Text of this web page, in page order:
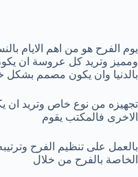
يوم الفرح هو من اهم الايام
ومميز وتريد كل عروسة ان
بالدنيا وان يكون مصمم
تجهيزه من نوع خاص وتريد ان
الاخرى فالمكتب يقوم
بالعمل على تنظيم الفرح
الخاصة بالفرح من خلال